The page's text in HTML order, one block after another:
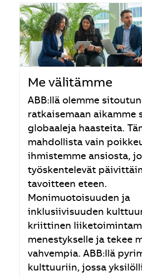
Me välitämme
ABB:llä olemme
ratkaisemaan aikamme
globaaleja haasteita.
mahdollista vain
ihmistemme ansiosta,
työskentelevät
tavoitteen eteen.
Monimuotoisuuden ja
inklusiivisuuden
kriittinen
menestykselle ja tekee
vahvempia. ABB:llä
kulttuuriin, jossa